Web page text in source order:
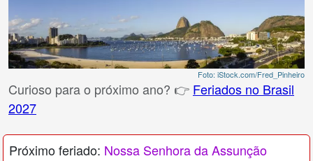
Foto: iStock.com/Fred_Pinheiro
Curioso para o próximo ano? 👉 Feriados no Brasil
2027
Próximo feriado: Nossa Senhora da Assunção